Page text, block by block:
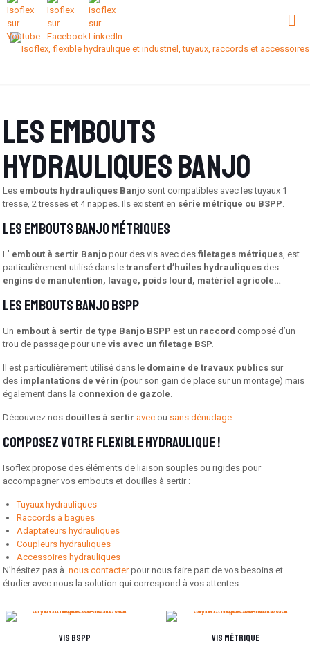
Les embouts
hydrauliques BANJO
Les embouts hydrauliques Banjo sont compatibles avec les tuyaux 1
tresse, 2 tresses et 4 nappes. Ils existent en série métrique ou BSPP.
Les embouts banjo métriques
L’ embout à sertir Banjopour des vis avec desfiletages métriques, est
particulièrement utilisé dans letransfert d’huiles hydrauliques des
engins de manutention, lavage, poids lourd, matériel agricole…
Les embouts banjo BSPP
Un embout à sertir de type Banjo BSPP est un raccord composé d’un
trou de passage pour unevis avec un filetage BSP.
Il est particulièrement utilisé dans le domaine de travaux publics sur
des implantations de vérin (pour son gain de place sur un montage) mais
également dans la connexion de gazole.
Découvrez nos douilles à sertir avec ou sans dénudage.
Composez votre flexible hydraulique !
Isoflex propose des éléments de liaison souples ou rigides pour
accompagner vos embouts et douilles à sertir :
Tuyaux hydrauliques
Raccords à bagues
Adaptateurs hydrauliques
Coupleurs hydrauliques
Accessoires hydrauliques
N’hésitez pas ànous contacterpour nous faire part de vos besoins et
étudier avec nous la solution qui correspond à vos attentes.
Vis BSPP Vis métrique